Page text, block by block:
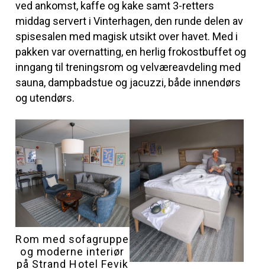
ved ankomst, kaffe og kake samt 3-retters
middag servert i Vinterhagen, den runde delen av
spisesalen med magisk utsikt over havet. Med i
pakken var overnatting, en herlig frokostbuffet og
inngang til treningsrom og velværeavdeling med
sauna, dampbadstue og jacuzzi, både innendørs
og utendørs.
Rom med sofagruppe
og moderne interiør
på Strand Hotel Fevik